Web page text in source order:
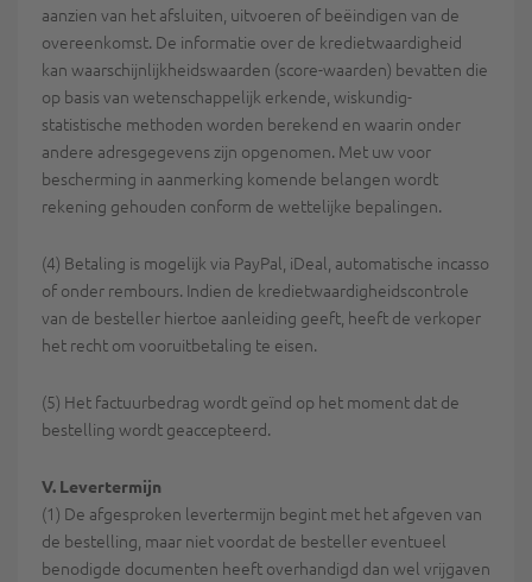
aanzien van het afsluiten, uitvoeren of beëindigen van de
overeenkomst. De informatie over de kredietwaardigheid
kan waarschijnlijkheidswaarden (score-waarden) bevatten die
op basis van wetenschappelijk erkende, wiskundig-
statistische methoden worden berekend en waarin onder
andere adresgegevens zijn opgenomen. Met uw voor
bescherming in aanmerking komende belangen wordt
rekening gehouden conform de wettelijke bepalingen.
(4) Betaling is mogelijk via PayPal, iDeal, automatische incasso
of onder rembours. Indien de kredietwaardigheidscontrole
van de besteller hiertoe aanleiding geeft, heeft de verkoper
het recht om vooruitbetaling te eisen.
(5) Het factuurbedrag wordt geïnd op het moment dat de
bestelling wordt geaccepteerd.
V. Levertermijn
(1) De afgesproken levertermijn begint met het afgeven van
de bestelling, maar niet voordat de besteller eventueel
benodigde documenten heeft overhandigd dan wel vrijgaven